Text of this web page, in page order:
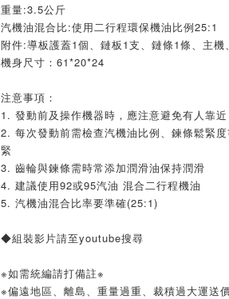
重量:3.5公斤
汽機油混合比:使用二行程環保機油比例25:1
附件:導板護蓋1個、鏈板1支、鏈條1條、主機
機身尺寸：61*20*24
注意事項：
1. 發動前及操作機器時，應注意避免有人靠
2. 每次發動前需檢查汽機油比例、鍊條鬆緊
緊
3. 齒輪與鍊條需時常添加潤滑油保持潤滑
4. 建議使用92或95汽油 混合二行程機油
5. 汽機油混合比率要準確(25:1)
◆組裝影片請至youtube搜尋
※如需統編請打備註※
※偏遠地區、離島、重量過重、裁積過大運送